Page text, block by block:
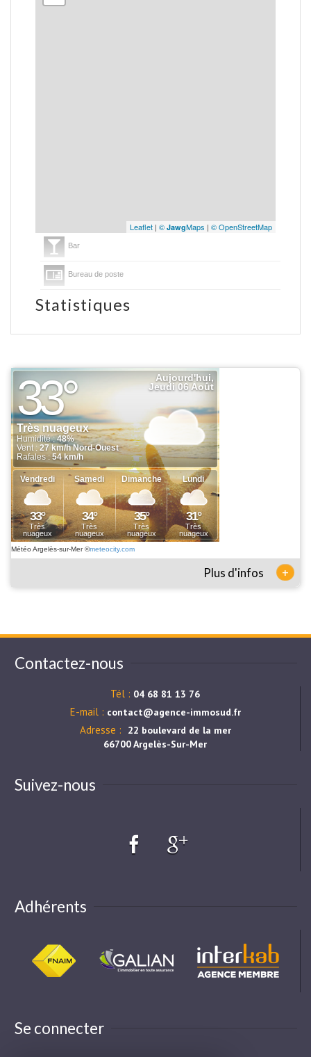
Leaflet | © JawgMaps | © OpenStreetMap
Bar
Bureau de poste
Statistiques
Météo Argelès-sur-Mer©meteocity.com
Plus d'infos +
Contactez-nous
Tél : 04 68 81 13 76
E-mail : contact@agence-immosud.fr
Adresse :
22 boulevard de la mer
66700 Argelès-Sur-Mer
Suivez-nous
Adhérents
Se connecter